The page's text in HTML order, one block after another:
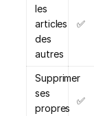
les
articles
des
autres
✅
Supprimer
ses
propres
✅